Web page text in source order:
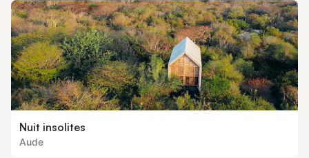
Nuit insolites
Aude